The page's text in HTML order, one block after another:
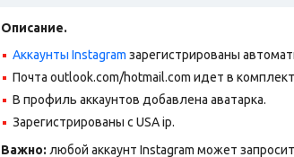
Описание.
Аккаунты Instagram зарегистрированы
Почта outlook.com/hotmail.com идет в
В профиль аккаунтов добавлена аватарка.
Зарегистрированы с USA ip.
Важно: любой аккаунт Instagram может